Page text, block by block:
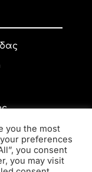
you the most
preferences
you consent
you may visit